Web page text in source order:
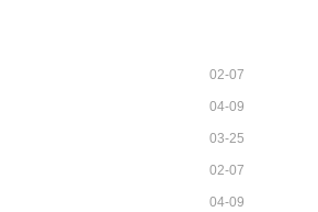
02-07
04-09
03-25
02-07
04-09